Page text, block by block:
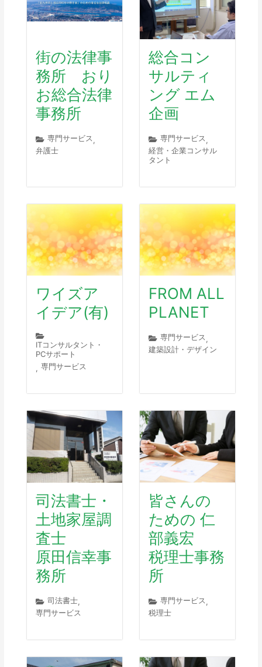
街の法律事
務所 おり
お総合法律
事務所
専門サービス,
弁護士
総合コン
サルティ
ング エム
企画
専門サービス,
経営・企業コンサル
タント
ワイズア
イデア(有)
ITコンサルタント・
PCサポート
, 専門サービス
FROM ALL
PLANET
専門サービス,
建築設計・デザイン
司法書士・
土地家屋調
査士
原田信幸事
務所
司法書士,
専門サービス
皆さんの
ための 仁
部義宏
税理士事務
所
専門サービス,
税理士